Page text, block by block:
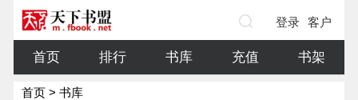
登录 客户
端
首页 排行 书库 充值 书架
首页 > 书库